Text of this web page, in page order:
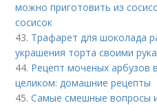
можно приготовить из
сосисок
43. Трафарет для шоколада
украшения торта своими
44. Рецепт моченых арбузов
целиком: домашние рецепты
45.Самые смешные вопросы